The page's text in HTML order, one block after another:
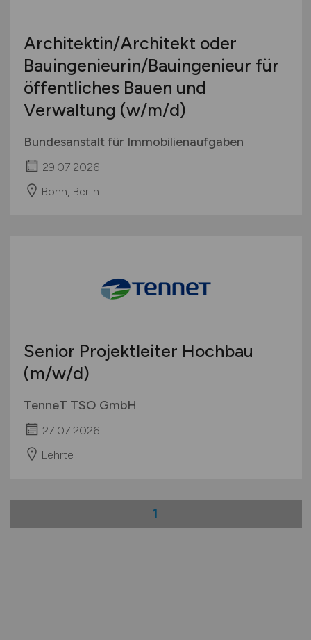
Architektin/Architekt oder
Bauingenieurin/Bauingenieur für
öffentliches Bauen und
Verwaltung (w/m/d)
Bundesanstalt für Immobilienaufgaben
29.07.2026
Bonn, Berlin
Senior Projektleiter Hochbau
(m/w/d)
TenneT TSO GmbH
27.07.2026
Lehrte
1